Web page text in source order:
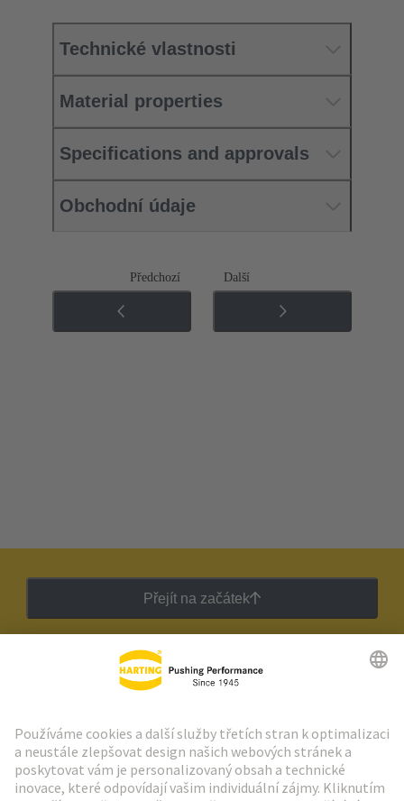
Technické vlastnosti
Material properties
Specifications and approvals
Obchodní údaje
Předchozí Další
Přejít na začátek
Zpravodaj HARTING
Přejít na registraci